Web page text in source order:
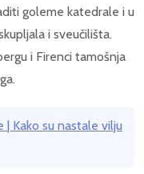
goleme katedrale i u
i sveučilišta.
i Firenci tamošnja
| Kako su nastale vilju